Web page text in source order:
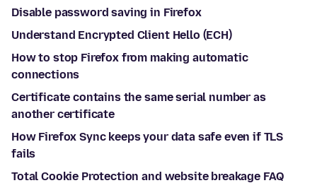
Disable password saving in Firefox
Understand Encrypted Client Hello (ECH)
How to stop Firefox from making automatic
connections
Certificate contains the same serial number as
another certificate
How Firefox Sync keeps your data safe even if TLS
fails
Total Cookie Protection and website breakage FAQ